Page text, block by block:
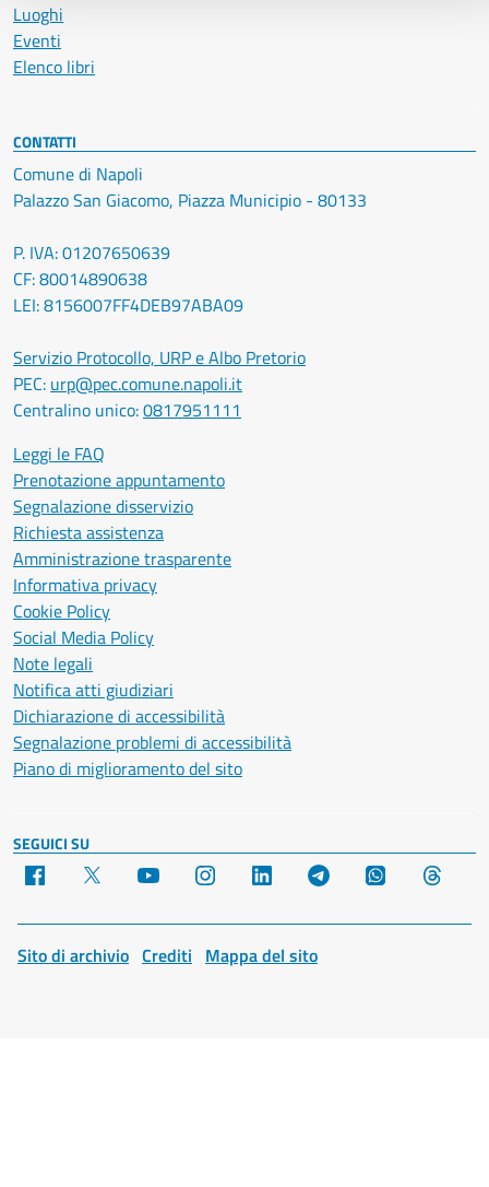
Luoghi
Eventi
Elenco libri
CONTATTI
Comune di Napoli
Palazzo San Giacomo, Piazza Municipio - 80133
P. IVA: 01207650639
CF: 80014890638
LEI: 8156007FF4DEB97ABA09
Servizio Protocollo, URP e Albo Pretorio
PEC: urp@pec.comune.napoli.it
Centralino unico:0817951111
Leggi le FAQ
Prenotazione appuntamento
Segnalazione disservizio
Richiesta assistenza
Amministrazione trasparente
Informativa privacy
Cookie Policy
Social Media Policy
Note legali
Notifica atti giudiziari
Dichiarazione di accessibilità
Segnalazione problemi di accessibilità
Piano di miglioramento del sito
SEGUICI SU
Facebook YouTube Instagram LinkedIn Telegram WhatsApp
Sito di archivio Crediti Mappa del sito